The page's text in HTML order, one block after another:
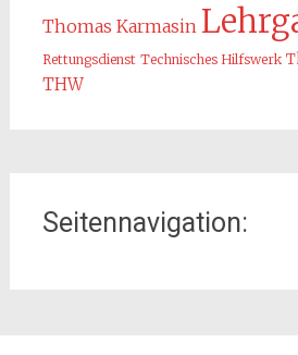
Thomas Karmasin
Rettungsdienst Technisches Hilfswerk
THW
Seitennavigation: